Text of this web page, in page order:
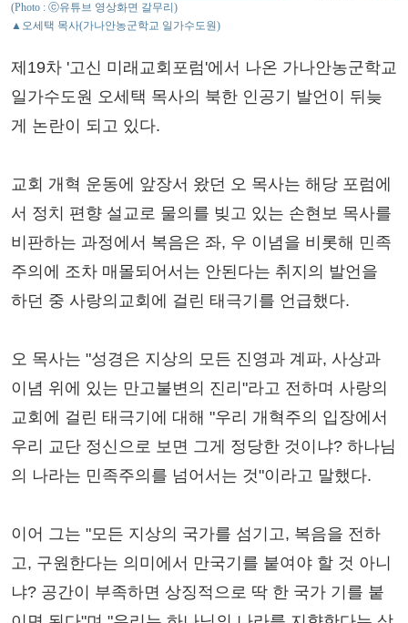
(Photo : ⓒ유튜브 영상화면 갈무리)
▲오세택 목사(가나안농군학교 일가수도원)
제19차 '고신 미래교회포럼'에서 나온 가나안농군학교
일가수도원 오세택 목사의 북한 인공기 발언이 뒤늦
게 논란이 되고 있다.
교회 개혁 운동에 앞장서 왔던 오 목사는 해당 포럼에
서 정치 편향 설교로 물의를 빚고 있는 손현보 목사를
비판하는 과정에서 복음은 좌, 우 이념을 비롯해 민족
주의에 조차 매몰되어서는 안된다는 취지의 발언을
하던 중 사랑의교회에 걸린 태극기를 언급했다.
오 목사는 "성경은 지상의 모든 진영과 계파, 사상과
이념 위에 있는 만고불변의 진리"라고 전하며 사랑의
교회에 걸린 태극기에 대해 "우리 개혁주의 입장에서
우리 교단 정신으로 보면 그게 정당한 것이냐? 하나님
의 나라는 민족주의를 넘어서는 것"이라고 말했다.
이어 그는 "모든 지상의 국가를 섬기고, 복음을 전하
고, 구원한다는 의미에서 만국기를 붙여야 할 것 아니
냐? 공간이 부족하면 상징적으로 딱 한 국가 기를 붙